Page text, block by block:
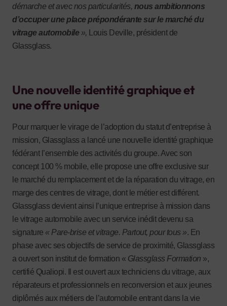
démarche et avec nos particularités, nous ambitionnons
d’occuper une place prépondérante sur le marché du
vitrage automobile », Louis Deville, président de
Glassglass.
Une nouvelle identité graphique et
une offre unique
Pour marquer le virage de l’adoption du statut d’entreprise à
mission, Glassglass a lancé une nouvelle identité graphique
fédérant l’ensemble des activités du groupe. Avec son
concept 100 % mobile, elle propose une offre exclusive sur
le marché du remplacement et de la réparation du vitrage, en
marge des centres de vitrage, dont le métier est différent.
Glassglass devient ainsi l’unique entreprise à mission dans
le vitrage automobile avec un service inédit devenu sa
signature « Pare-brise et vitrage. Partout, pour tous ». En
phase avec ses objectifs de service de proximité, Glassglass
a ouvert son institut de formation « Glassglass Formation »,
certifié Qualiopi. Il est ouvert aux techniciens du vitrage, aux
réparateurs et professionnels en reconversion et aux jeunes
diplômés aux métiers de l’automobile entrant dans la vie